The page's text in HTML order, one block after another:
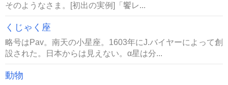
そのようなさま。[初出の実例]「饗レ...
くじゃく座
略号はPav。南天の小星座。1603年にJ.バイヤーによって創
設された。日本からは見えない。α星は分...
動物